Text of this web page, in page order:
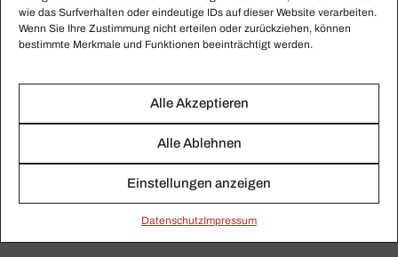
wie das Surfverhalten oder eindeutige IDs auf dieser Website verarbeiten.
Wenn Sie Ihre Zustimmung nicht erteilen oder zurückziehen, können
bestimmte Merkmale und Funktionen beeinträchtigt werden.
Alle Akzeptieren
Alle Ablehnen
Einstellungen anzeigen
Daten­schutzImpressum
Staats­ka­pelle Weimar
u.a., Kirill Kara­bits
(Audite)
Jetzt bestellen
Jetzt anhören
Exklusiv für Abonnenten!